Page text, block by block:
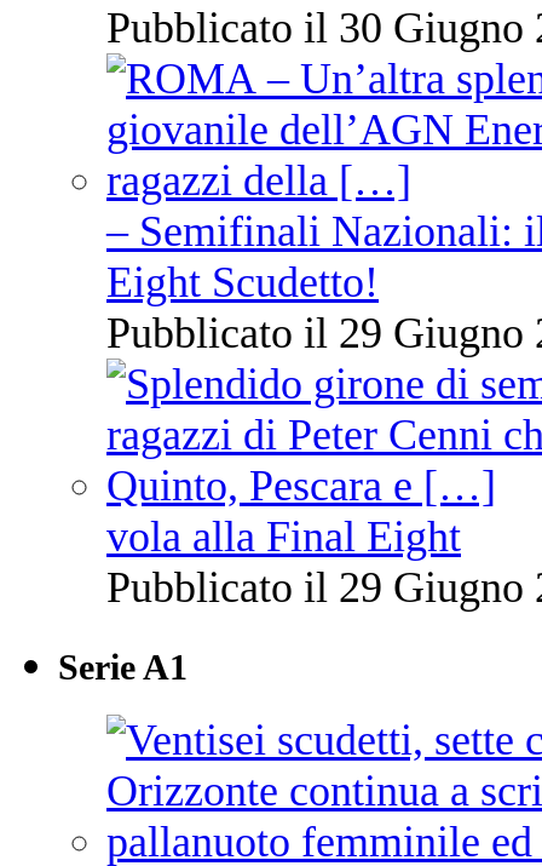
Pubblicato il 30 Giugno
– Semifinali Nazionali:
Eight Scudetto!
Pubblicato il 29 Giugno
vola alla Final Eight
Pubblicato il 29 Giugno
Serie A1